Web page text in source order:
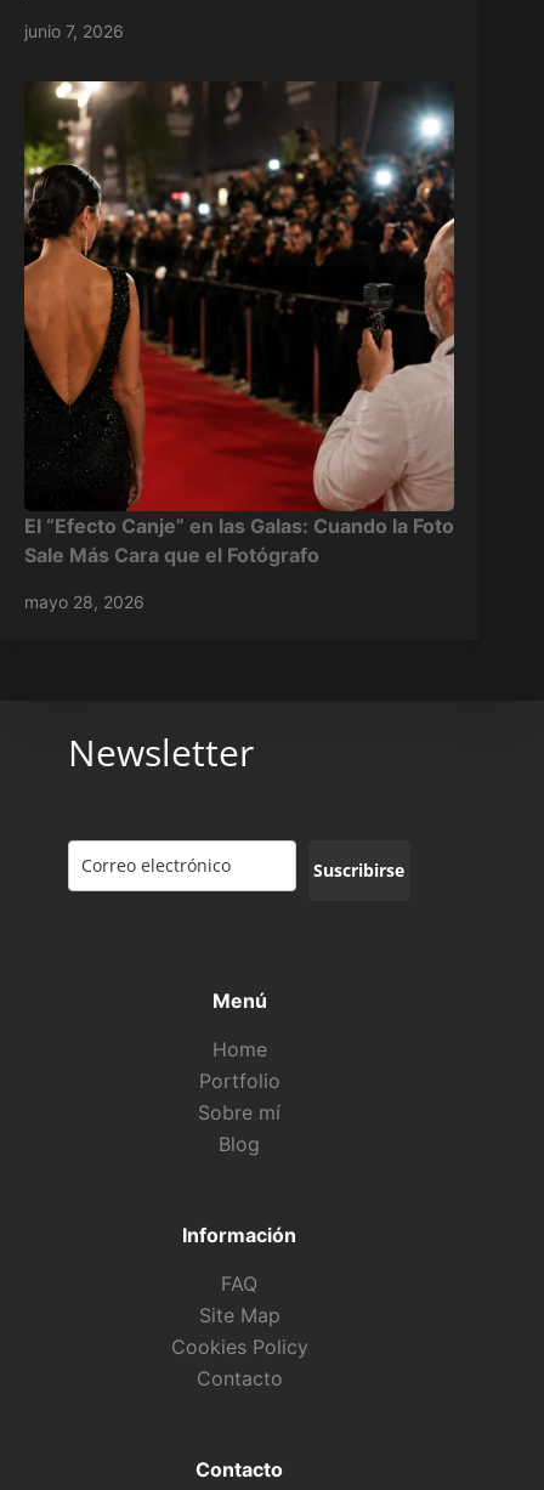
junio 7, 2026
El “Efecto Canje” en las Galas: Cuando la Foto
Sale Más Cara que el Fotógrafo
mayo 28, 2026
Newsletter
Suscribirse
Menú
Home
Portfolio
Sobre mí
Blog
Información
FAQ
Site Map
Cookies Policy
Contacto
Contacto